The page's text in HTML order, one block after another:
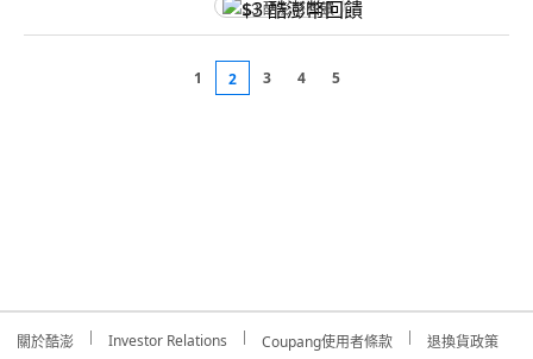
$3 酷澎幣回饋
1 2 3 4 5
關於酷澎 Investor Relations Coupang使用者條款
退換貨政策